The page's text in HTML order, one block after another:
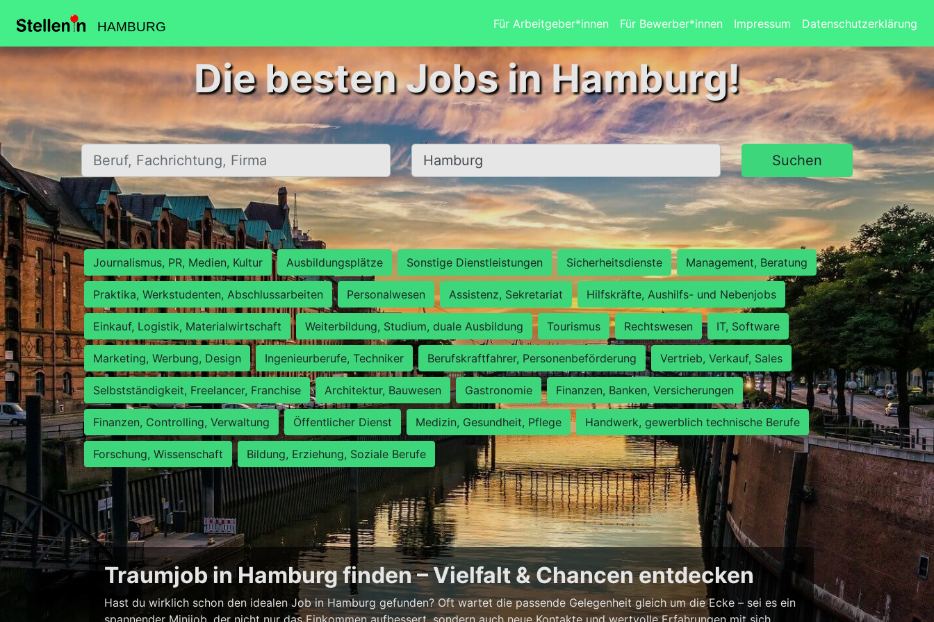
HAMBURG Für Arbeitgeber*innen Für Bewerber*innen Impressum Datenschutzerklärung
Die besten Jobs in Hamburg!
Beruf, Fachrichtung, Firma Ort, Stadt Suchen
Journalismus, PR, Medien, Kultur Ausbildungsplätze Sonstige Dienstleistungen Sicherheitsdienste Management, Beratung
Praktika, Werkstudenten, Abschlussarbeiten Personalwesen Assistenz, Sekretariat Hilfskräfte, Aushilfs- und Nebenjobs
Einkauf, Logistik, Materialwirtschaft Weiterbildung, Studium, duale Ausbildung Tourismus Rechtswesen IT, Software
Marketing, Werbung, Design Ingenieurberufe, Techniker Berufskraftfahrer, Personenbeförderung Vertrieb, Verkauf, Sales
Selbstständigkeit, Freelancer, Franchise Architektur, Bauwesen Gastronomie Finanzen, Banken, Versicherungen
Finanzen, Controlling, Verwaltung Öffentlicher Dienst Medizin, Gesundheit, Pflege Handwerk, gewerblich technische Berufe
Forschung, Wissenschaft Bildung, Erziehung, Soziale Berufe
Traumjob in Hamburg finden – Vielfalt & Chancen entdecken
Hast du wirklich schon den idealen Job in Hamburg gefunden? Oft wartet die passende Gelegenheit gleich um die Ecke – sei es ein